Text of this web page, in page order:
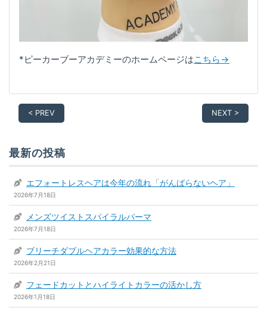
*ピーカーブーアカデミーのホームページはこちら→
< PREV NEXT >
最新の投稿
エフォートレスヘアは今年の流れ「がんばらないヘア」
2026年7月18日
メンズツイストスパイラルパーマ
2026年7月18日
ブリーチダブルヘアカラー効果的な方法
2026年2月21日
フェードカットとハイライトカラーの活かし方
2026年1月18日